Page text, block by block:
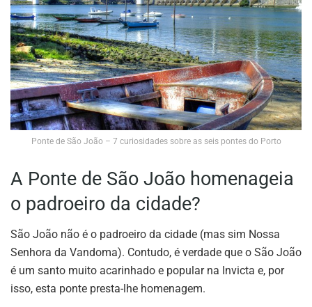
Ponte de São João – 7 curiosidades sobre as seis pontes do Porto
A Ponte de São João homenageia
o padroeiro da cidade?
São João não é o padroeiro da cidade (mas sim Nossa
Senhora da Vandoma). Contudo, é verdade que o São João
é um santo muito acarinhado e popular na Invicta e, por
isso, esta ponte presta-lhe homenagem.